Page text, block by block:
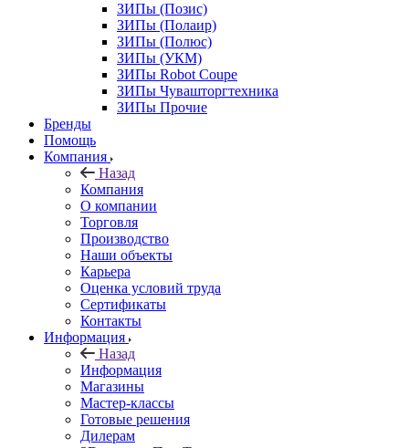
ЗИПы (Позис)
ЗИПы (Полаир)
ЗИПы (Полюс)
ЗИПы (УКМ)
ЗИПы Robot Coupe
ЗИПы Чувашторгтехника
ЗИПы Прочие
Бренды
Помощь
Компания
Назад
Компания
О компании
Торговля
Производство
Наши объекты
Карьера
Оценка условий труда
Сертификаты
Контакты
Информация
Назад
Информация
Магазины
Мастер-классы
Готовые решения
Дилерам